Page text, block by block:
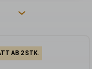
AB 2 STK.